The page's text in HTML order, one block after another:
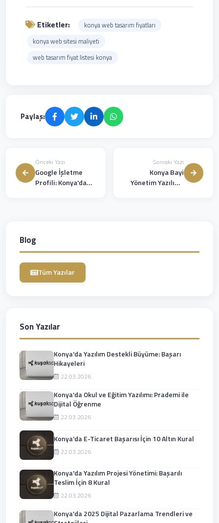
Etiketler:
konya web tasarım fiyatları
konya web sitesi maliyeti
web tasarım fiyat listesi konya
Paylaş:
Önceki Yazı
Google İşletme
Profili: Konya'da
Sonraki Yazı
Konya Bayi
Yönetim Yazılımı:
Blog
Tüm Yazılar
Son Yazılar
Konya'da Yazılım Destekli Büyüme: Başarı
Hikayeleri
22.03.2026
Konya'da Okul ve Eğitim Yazılımı: Prademi ile
Dijital Öğrenme
22.03.2026
Konya'da E-Ticaret Başarısı İçin 10 Altın Kural
22.03.2026
Konya'da Yazılım Projesi Yönetimi: Başarılı
Teslim İçin 8 Kural
22.03.2026
Konya'da 2025 Dijital Pazarlama Trendleri ve